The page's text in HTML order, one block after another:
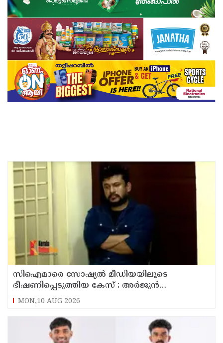
സിഐമാരെ സോഷ്യൽ മീഡിയയിലൂടെ
ഭീഷണിപ്പെടുത്തിയ കേസ് : അർജുൻ
ആയങ്കിയുടെ വീട്ടിൽ നിന്നും ലാപ്ടോപ്പ്
പിടിച്ചെടുത്ത്‌ പോലീസ്
MON,10 AUG 2026